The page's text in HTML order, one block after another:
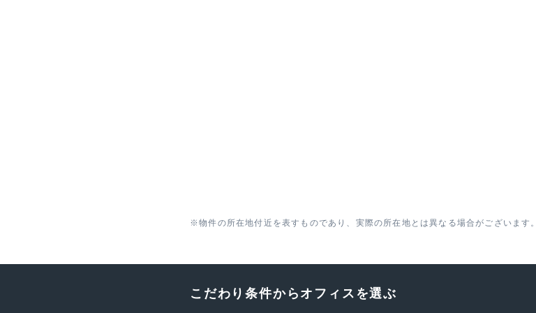
※物件の所在地付近を表すものであり、実際の所在地とは異なる場合がございます。
こだわり条件からオフィスを選ぶ